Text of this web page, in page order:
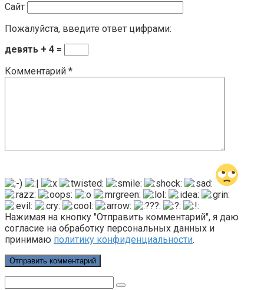
Сайт
Пожалуйста, введите ответ цифрами:
девять + 4 =
Комментарий *
Нажимая на кнопку "Отправить комментарий", я даю
согласие на обработку персональных данных и
принимаю политику конфиденциальности.